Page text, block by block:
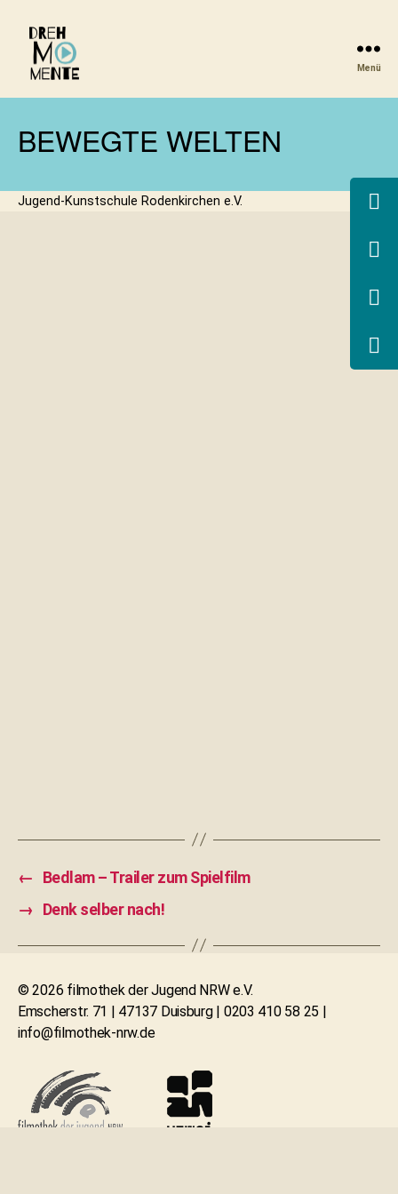
Menü
BEWEGTE WELTEN
Jugend-Kunstschule Rodenkirchen e.V.
←
Bedlam – Trailer zum Spielfilm
→
Denk selber nach!
© 2026 filmothek der Jugend NRW e.V.
Emscherstr. 71 | 47137 Duisburg | 0203 410 58 25 |
info@filmothek-nrw.de